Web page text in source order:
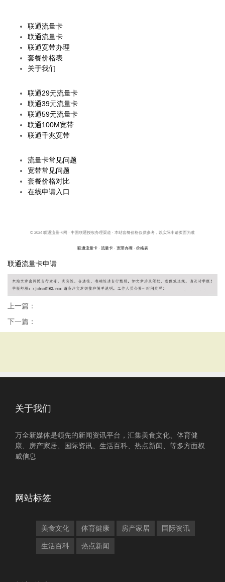
联通流量卡
联通流量卡
联通宽带办理
套餐价格表
关于我们
联通29元流量卡
联通39元流量卡
联通59元流量卡
联通100M宽带
联通千兆宽带
流量卡常见问题
宽带常见问题
套餐价格对比
在线申请入口
© 2024 联通流量卡网 · 中国联通授权办理渠道 · 本站套餐价格仅供参考，以实际申请页面为准
联通流量卡· 流量卡· 宽带办理· 价格表
联通流量卡申请
上一篇：
下一篇：
关于我们
万全新媒体是领先的新闻资讯平台，汇集美食文化、体育健
康、房产家居、国际资讯、生活百科、热点新闻、等多方面权
威信息
网站标签
美食文化 体育健康 房产家居 国际资讯
生活百科 热点新闻